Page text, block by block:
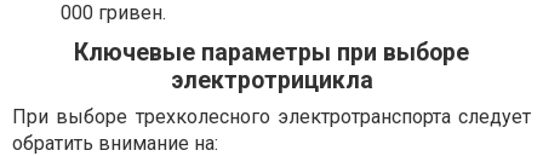
000 гривен.
Ключевые параметры при выборе
электротрицикла
При выборе трехколесного электротранспорта следует
обратить внимание на: